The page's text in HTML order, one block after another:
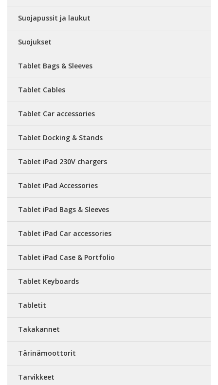
Suojapussit ja laukut
Suojukset
Tablet Bags & Sleeves
Tablet Cables
Tablet Car accessories
Tablet Docking & Stands
Tablet iPad 230V chargers
Tablet iPad Accessories
Tablet iPad Bags & Sleeves
Tablet iPad Car accessories
Tablet iPad Case & Portfolio
Tablet Keyboards
Tabletit
Takakannet
Tärinämoottorit
Tarvikkeet